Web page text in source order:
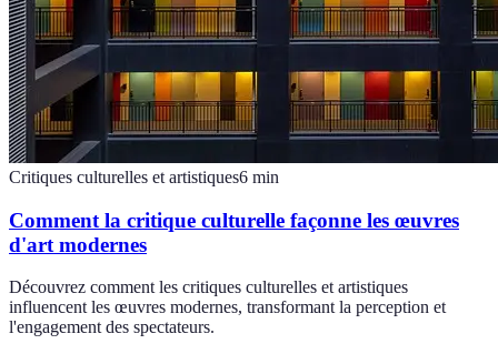
Critiques culturelles et artistiques6 min
Comment la critique culturelle façonne les œuvres
d'art modernes
Découvrez comment les critiques culturelles et artistiques
influencent les œuvres modernes, transformant la perception et
l'engagement des spectateurs.